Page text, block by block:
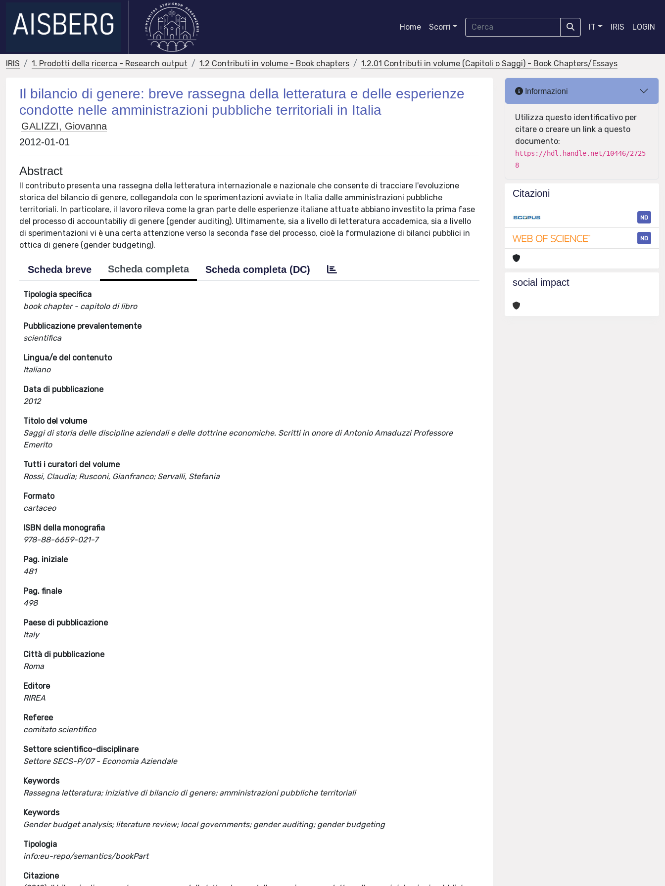
Home Scorri IT IRIS LOGIN
IRIS 1. Prodotti della ricerca - Research output 1.2 Contributi in volume - Book chapters 1.2.01 Contributi in volume (Capitoli o Saggi) - Book Chapters/Essays
Il bilancio di genere: breve rassegna della letteratura e delle esperienze
condotte nelle amministrazioni pubbliche territoriali in Italia
GALIZZI, Giovanna
2012-01-01
Abstract
Il contributo presenta una rassegna della letteratura internazionale e nazionale che consente di tracciare l'evoluzione
storica del bilancio di genere, collegandola con le sperimentazioni avviate in Italia dalle amministrazioni pubbliche
territoriali. In particolare, il lavoro rileva come la gran parte delle esperienze italiane attuate abbiano investito la prima fase
del processo di accountabiliy di genere (gender auditing). Ultimamente, sia a livello di letteratura accademica, sia a livello
di sperimentazioni vi è una certa attenzione verso la seconda fase del processo, cioè la formulazione di bilanci pubblici in
ottica di genere (gender budgeting).
Scheda breve Scheda completa Scheda completa (DC)
Tipologia specifica
book chapter - capitolo di libro
Pubblicazione prevalentemente
scientifica
Lingua/e del contenuto
Italiano
Data di pubblicazione
2012
Titolo del volume
Saggi di storia delle discipline aziendali e delle dottrine economiche. Scritti in onore di Antonio Amaduzzi Professore
Emerito
Tutti i curatori del volume
Rossi, Claudia; Rusconi, Gianfranco; Servalli, Stefania
Formato
cartaceo
ISBN della monografia
978-88-6659-021-7
Pag. iniziale
481
Pag. finale
498
Paese di pubblicazione
Italy
Città di pubblicazione
Roma
Editore
RIREA
Referee
comitato scientifico
Settore scientifico-disciplinare
Settore SECS-P/07 - Economia Aziendale
Keywords
Rassegna letteratura; iniziative di bilancio di genere; amministrazioni pubbliche territoriali
Keywords
Gender budget analysis; literature review; local governments; gender auditing; gender budgeting
Tipologia
info:eu-repo/semantics/bookPart
Citazione
Informazioni
Utilizza questo identificativo per
citare o creare un link a questo
documento:
https://hdl.handle.net/10446/2725
8
Citazioni
ND
ND
social impact